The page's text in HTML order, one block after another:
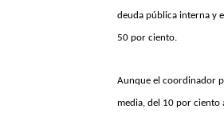
deuda pública interna y
50 por ciento.
Aunque el coordinador
media, del 10 por ciento